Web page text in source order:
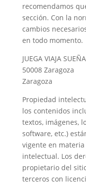
recomendamos
sección. Con la
cambios
en todo momento.
JUEGA VIAJA
50008 Zaragoza
Zaragoza
Propiedad
los contenidos
textos, imágenes,
software, etc.)
vigente en
intelectual. Los
propietario del
terceros con